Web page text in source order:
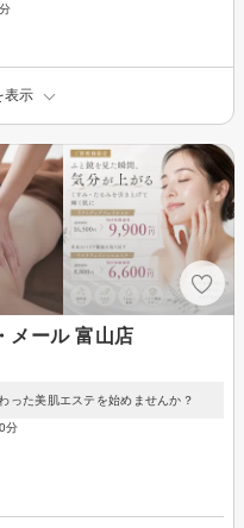
表示
メール 富山店
った美肌エステを始めませんか？
分